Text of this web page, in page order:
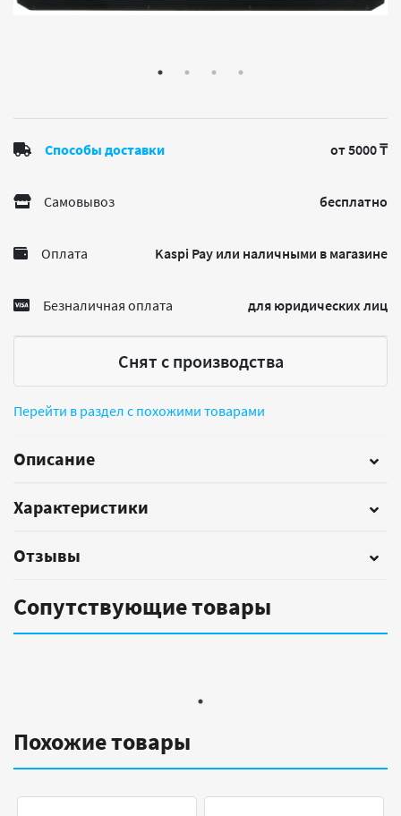
Способы доставки от 5000 ₸
Самовывоз бесплатно
Оплата Kaspi Pay или наличными в магазине
Безналичная оплата для юридических лиц
Снят с производства
Перейти в раздел с похожими товарами
Описание
Характеристики
Отзывы
Сопутствующие товары
Похожие товары